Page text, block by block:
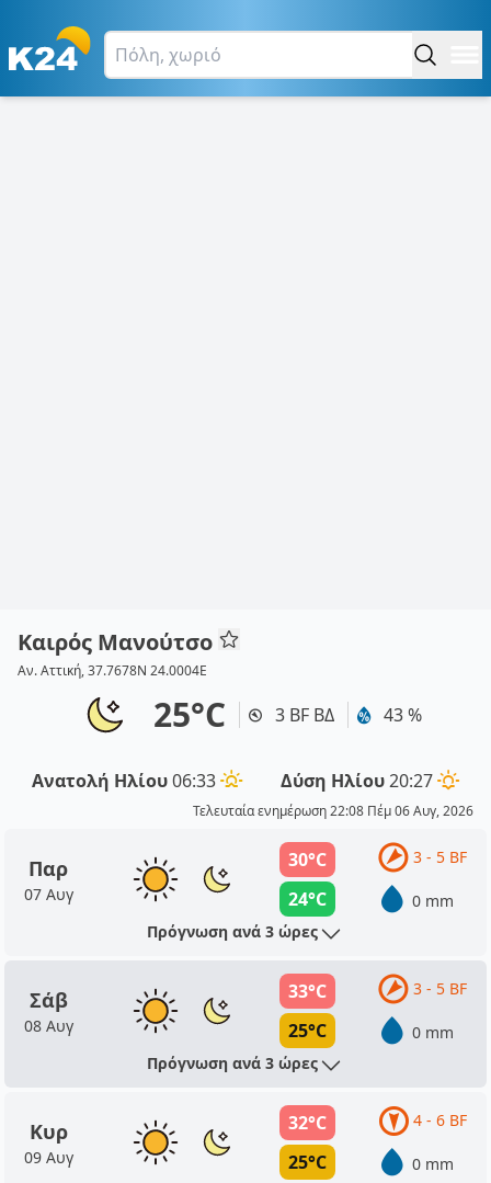
Καιρός Μανούτσο
Αν. Αττική, 37.7678N 24.0004E
25°C 3 BF ΒΔ 43 %
Ανατολή Ηλίου06:33 Δύση Ηλίου20:27
Τελευταία ενημέρωση 22:08 Πέμ 06 Αυγ, 2026
Παρ
07 Αυγ
30°C
24°C
3 - 5 BF
0 mm
Πρόγνωση ανά 3 ώρες
Σάβ
08 Αυγ
33°C
25°C
3 - 5 BF
0 mm
Πρόγνωση ανά 3 ώρες
Κυρ
09 Αυγ
32°C
25°C
4 - 6 BF
0 mm